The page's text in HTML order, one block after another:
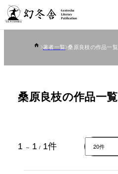
著者一覧 桑原良枝の作品一覧
桑原良枝の作品一覧
1 ～ 1 / 1件